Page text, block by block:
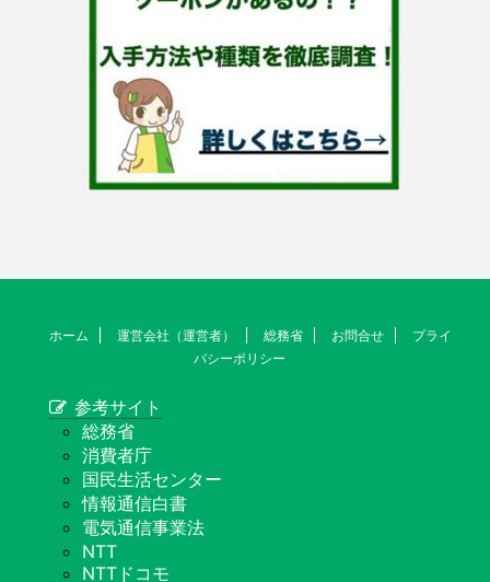
ホーム 運営会社（運営者） 総務省 お問合せ
プライ
バシーポリシー
参考サイト
総務省
消費者庁
国民生活センター
情報通信白書
電気通信事業法
NTT
NTTドコモ